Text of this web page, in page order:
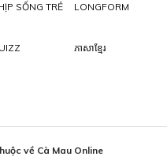
SỐNG TRẺ LONGFORM
ភាសាខ្មែរ
về Cà Mau Online